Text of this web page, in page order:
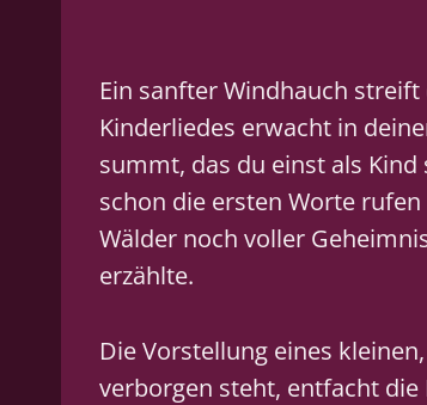
Ein sanfter Windhauch
Kinderliedes erwacht in
summt, das du einst als Kind
schon die ersten Worte
Wälder noch voller
erzählte.
Die Vorstellung eines
verborgen steht, entfacht die